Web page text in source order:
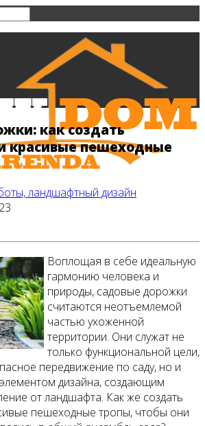
как создать
красивые пешеходные
ландшафтный дизайн
Воплощая в себе идеальную
гармонию человека и
природы, садовые дорожки
считаются неотъемлемой
частью ухоженной
территории. Они служат не
только функциональной цели,
передвижение по саду, но и
дизайна, создающим
от ландшафта. Как же создать
пешеходные тропы, чтобы они